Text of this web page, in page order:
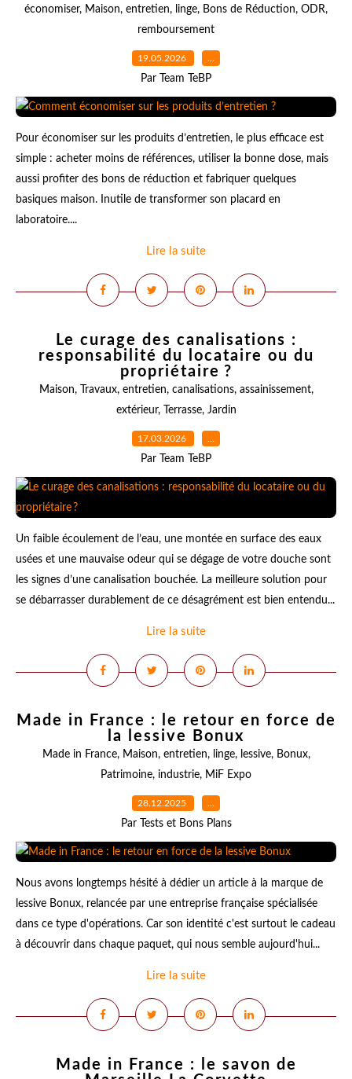
économiser, Maison, entretien, linge, Bons de Réduction, ODR,
remboursement
19.05.2026 …
Par Team TeBP
Pour économiser sur les produits d’entretien, le plus efficace est
simple : acheter moins de références, utiliser la bonne dose, mais
aussi profiter des bons de réduction et fabriquer quelques
basiques maison. Inutile de transformer son placard en
laboratoire....
Lire la suite
Le curage des canalisations :
responsabilité du locataire ou du
propriétaire ?
Maison, Travaux, entretien, canalisations, assainissement,
extérieur, Terrasse, Jardin
17.03.2026 …
Par Team TeBP
Un faible écoulement de l’eau, une montée en surface des eaux
usées et une mauvaise odeur qui se dégage de votre douche sont
les signes d’une canalisation bouchée. La meilleure solution pour
se débarrasser durablement de ce désagrément est bien entendu...
Lire la suite
Made in France : le retour en force de
la lessive Bonux
Made in France, Maison, entretien, linge, lessive, Bonux,
Patrimoine, industrie, MiF Expo
28.12.2025 …
Par Tests et Bons Plans
Nous avons longtemps hésité à dédier un article à la marque de
lessive Bonux, relancée par une entreprise française spécialisée
dans ce type d'opérations. Car son identité c'est surtout le cadeau
à découvrir dans chaque paquet, qui nous semble aujourd'hui...
Lire la suite
Made in France : le savon de